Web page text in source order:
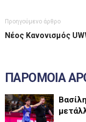
Προηγούμενο άρθρο
Nέος Κανονισμός
ΠΑΡΟΜΟΙΑ